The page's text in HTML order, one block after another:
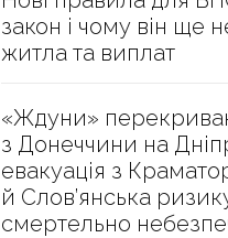
закон і чому він ще
житла та виплат
«Ждуни»
з Донеччини на
евакуація з
й Слов’янська
смертельно